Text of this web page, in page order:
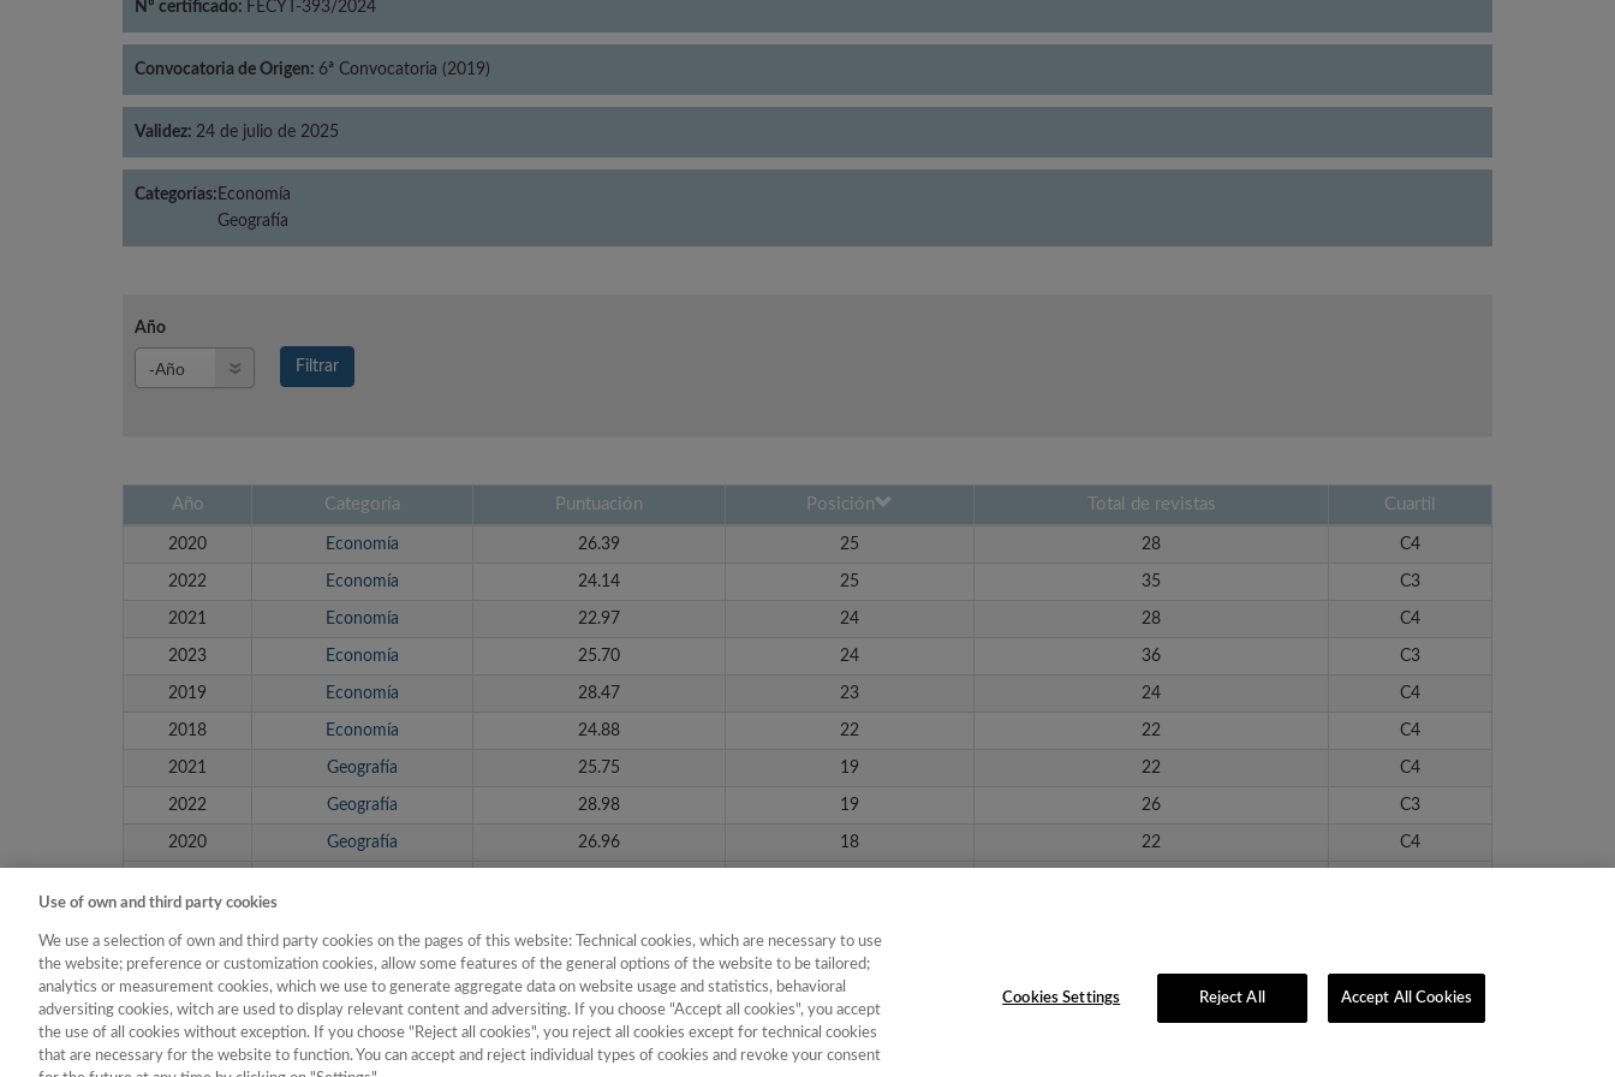
Nº certificado: FECYT-393/2024
Convocatoria de Origen: 6ª Convocatoria (2019)
Validez: 24 de julio de 2025
Categorías: Economía
Geografía
Año
Filtrar
Año Categoría Puntuación Posición Total de revistas Cuartil
2020 Economía 26.39 25 28 C4
2022 Economía 24.14 25 35 C3
2021 Economía 22.97 24 28 C4
2023 Economía 25.70 24 36 C3
2019 Economía 28.47 23 24 C4
2018 Economía 24.88 22 22 C4
2021 Geografía 25.75 19 22 C4
2022 Geografía 28.98 19 26 C3
2020 Geografía 26.96 18 22 C4
1 de 2 siguiente ›
Use of own and third party cookies
We use a selection of own and third party cookies on the pages of this website: Technical cookies, which are necessary to use
the website; preference or customization cookies, allow some features of the general options of the website to be tailored;
analytics or measurement cookies, which we use to generate aggregate data on website usage and statistics, behavioral
adversiting cookies, witch are used to display relevant content and adversiting. If you choose "Accept all cookies", you accept
the use of all cookies without exception. If you choose "Reject all cookies", you reject all cookies except for technical cookies
that are necessary for the website to function. You can accept and reject individual types of cookies and revoke your consent
Cookies Settings Reject All Accept All Cookies